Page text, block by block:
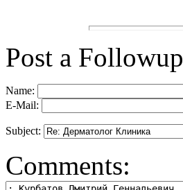
Post a Followup
Name:
E-Mail:
Subject:
Comments: